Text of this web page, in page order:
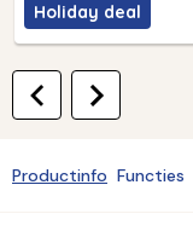
Holiday deal
Productinfo Functies